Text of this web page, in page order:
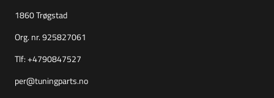
1860 Trøgstad
Org. nr. 925827061
Tlf: +4790847527
per@tuningparts.no